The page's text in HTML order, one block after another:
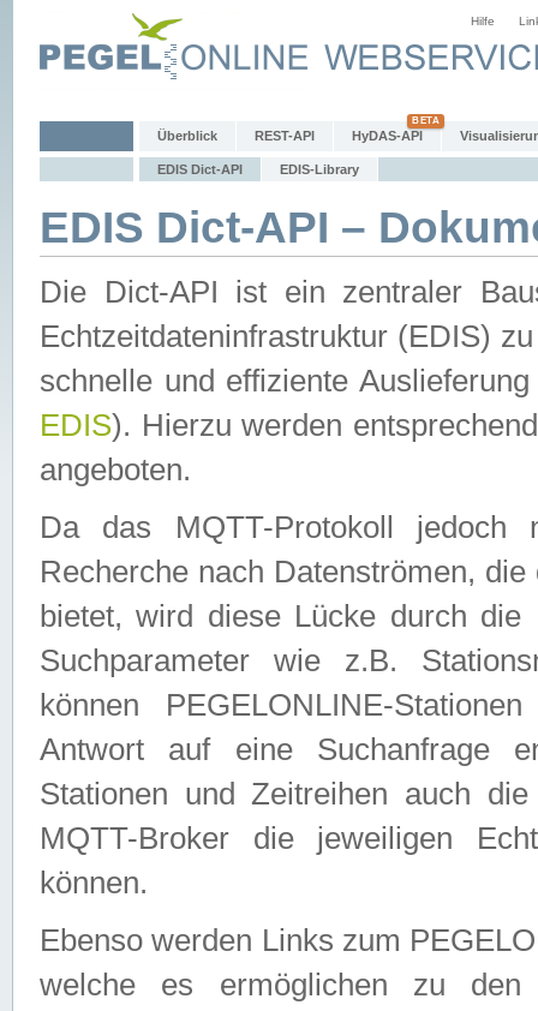
Hilfe
Überblick REST-API HyDAS-API
EDIS Dict-API EDIS-Library
EDIS Dict-API –
Die Dict-API ist ein zentraler
Echtzeitdateninfrastruktur (EDIS)
schnelle und effiziente
EDIS). Hierzu werden
angeboten.
Da das MQTT-Protokoll jedoch
Recherche nach Datenströmen,
bietet, wird diese Lücke durch die
Suchparameter wie z.B.
können PEGELONLINE-
Antwort auf eine Suchanfrage
Stationen und Zeitreihen auch
MQTT-Broker die jeweiligen
können.
Ebenso werden Links zum
welche es ermöglichen zu den